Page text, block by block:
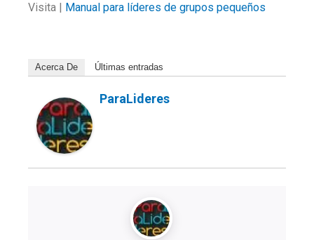
Visita | Manual para líderes de grupos pequeños
Acerca De Últimas entradas
ParaLideres